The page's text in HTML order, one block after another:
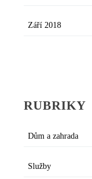
Září 2018
RUBRIKY
Dům a zahrada
Služby